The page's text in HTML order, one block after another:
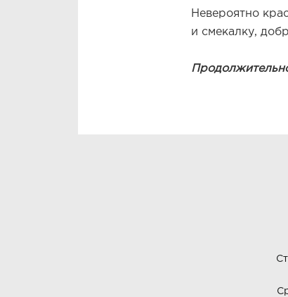
Невероятно
и смекалку,